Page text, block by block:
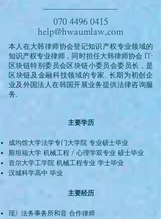
070 44960415
help@hwaumlaw.com
本人在大韩律师协会登记知识产权专业领域的
知识产权专业律师，同时担任大韩律师协会 IT·
区块链特别委员会区块链小委员会委员长，是
区块链及金融科技领域的专家. 长期为初创企
业及外国法人在韩国开展业务提供法律咨询服
务.
主要学历
成均馆大学法学专门大学院 专业硕士毕业
斯坦福大学 机械工程 / 心理学双专业 硕士毕业
首尔大学工学院 机械工程专业 学士毕业
汉城科学高中 毕业
主要经历
现）法务事务所和音 合作律师